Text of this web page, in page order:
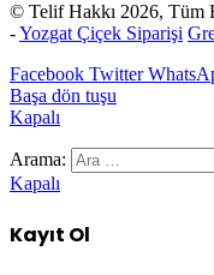
© Telif Hakkı 2026, Tüm
-Yozgat Çiçek Siparişi
Facebook Twitter
Başa dön tuşu
Kapalı
Arama:
Kapalı
Kayıt Ol